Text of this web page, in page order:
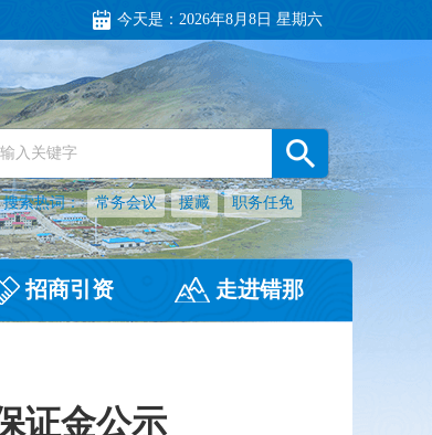
今天是： 2026年8月8日 星期六
搜索热词： 常务会议 援藏 职务任免
招商引资 走进错那
证金公示